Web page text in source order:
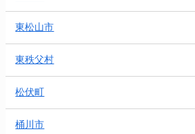
東松山市
東秩父村
松伏町
桶川市